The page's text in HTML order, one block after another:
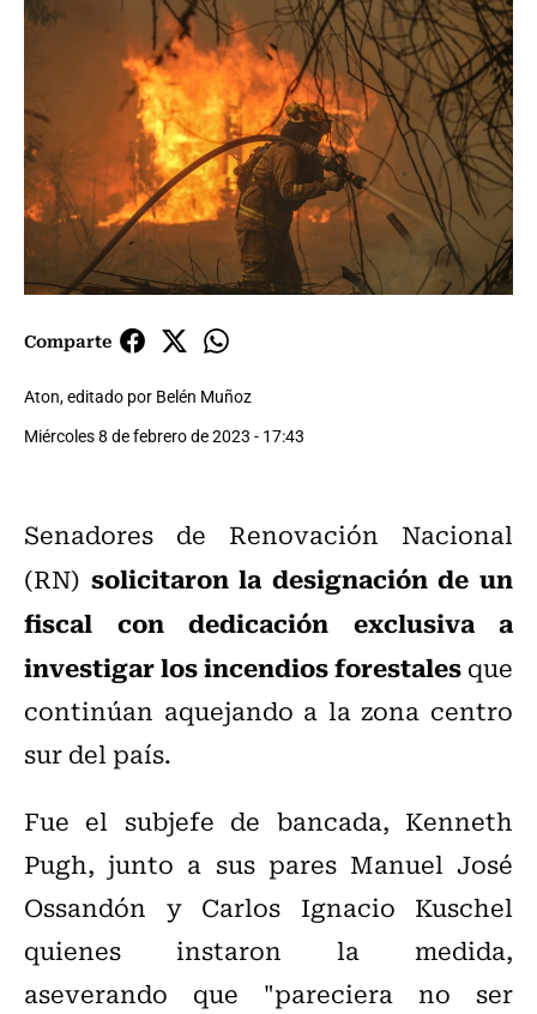
Comparte
Aton, editado por Belén Muñoz
Miércoles 8 de febrero de 2023 - 17:43
Senadores de Renovación Nacional
(RN) solicitaron la designación de un
fiscal con dedicación exclusiva a
investigar los incendios forestalesque
continúan aquejando a la zona centro
sur del país.
Fue el subjefe de bancada, Kenneth
Pugh, junto a sus pares Manuel José
Ossandón y Carlos Ignacio Kuschel
quienes instaron la medida,
aseverando que "pareciera no ser